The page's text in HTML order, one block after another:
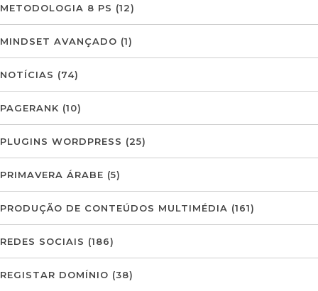
METODOLOGIA 8 PS (12)
MINDSET AVANÇADO (1)
NOTÍCIAS (74)
PAGERANK (10)
PLUGINS WORDPRESS (25)
PRIMAVERA ÁRABE (5)
PRODUÇÃO DE CONTEÚDOS MULTIMÉDIA (161)
REDES SOCIAIS (186)
REGISTAR DOMÍNIO (38)